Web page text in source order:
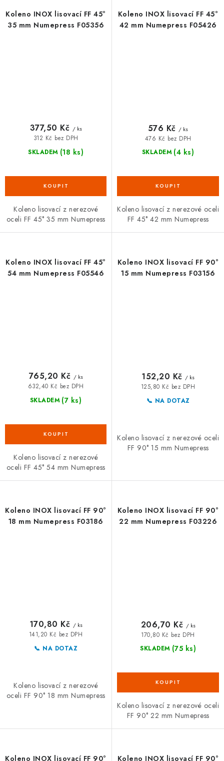
Koleno INOX lisovací FF 45°
35 mm Numepress F05356
SKLADEM (18 ks)
312 Kč bez DPH
377,50 Kč / ks
Koleno lisovací z nerezové
oceli FF 45° 35 mm Numepress
Koleno INOX lisovací FF 45°
42 mm Numepress F05426
SKLADEM (4 ks)
476 Kč bez DPH
576 Kč / ks
Koleno lisovací z nerezové oceli
FF 45° 42 mm Numepress
Koleno INOX lisovací FF 45°
54 mm Numepress F05546
SKLADEM (7 ks)
632,40 Kč bez DPH
765,20 Kč / ks
Koleno lisovací z nerezové
oceli FF 45° 54 mm Numepress
Koleno INOX lisovací FF 90°
15 mm Numepress F03156
📞 NA DOTAZ
125,80 Kč bez DPH
152,20 Kč / ks
Koleno lisovací z nerezové oceli
FF 90° 15 mm Numepress
Koleno INOX lisovací FF 90°
18 mm Numepress F03186
📞 NA DOTAZ
141,20 Kč bez DPH
170,80 Kč / ks
Koleno lisovací z nerezové
oceli FF 90° 18 mm Numepress
Koleno INOX lisovací FF 90°
22 mm Numepress F03226
SKLADEM (75 ks)
170,80 Kč bez DPH
206,70 Kč / ks
Koleno lisovací z nerezové oceli
FF 90° 22 mm Numepress
Koleno INOX lisovací FF 90°
Koleno INOX lisovací FF 90°